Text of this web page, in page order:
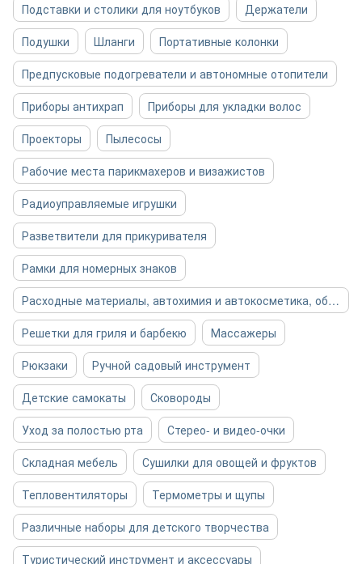
Подставки и столики для ноутбуков
Держатели
Подушки
Шланги
Портативные колонки
Предпусковые подогреватели и автономные отопители
Приборы антихрап
Приборы для укладки волос
Проекторы
Пылесосы
Рабочие места парикмахеров и визажистов
Радиоуправляемые игрушки
Разветвители для прикуривателя
Рамки для номерных знаков
Расходные материалы, автохимия и автокосметика, общее
Решетки для гриля и барбекю
Массажеры
Рюкзаки
Ручной садовый инструмент
Детские самокаты
Сковороды
Уход за полостью рта
Стерео- и видео-очки
Складная мебель
Сушилки для овощей и фруктов
Тепловентиляторы
Термометры и щупы
Различные наборы для детского творчества
Туристический инструмент и аксессуары